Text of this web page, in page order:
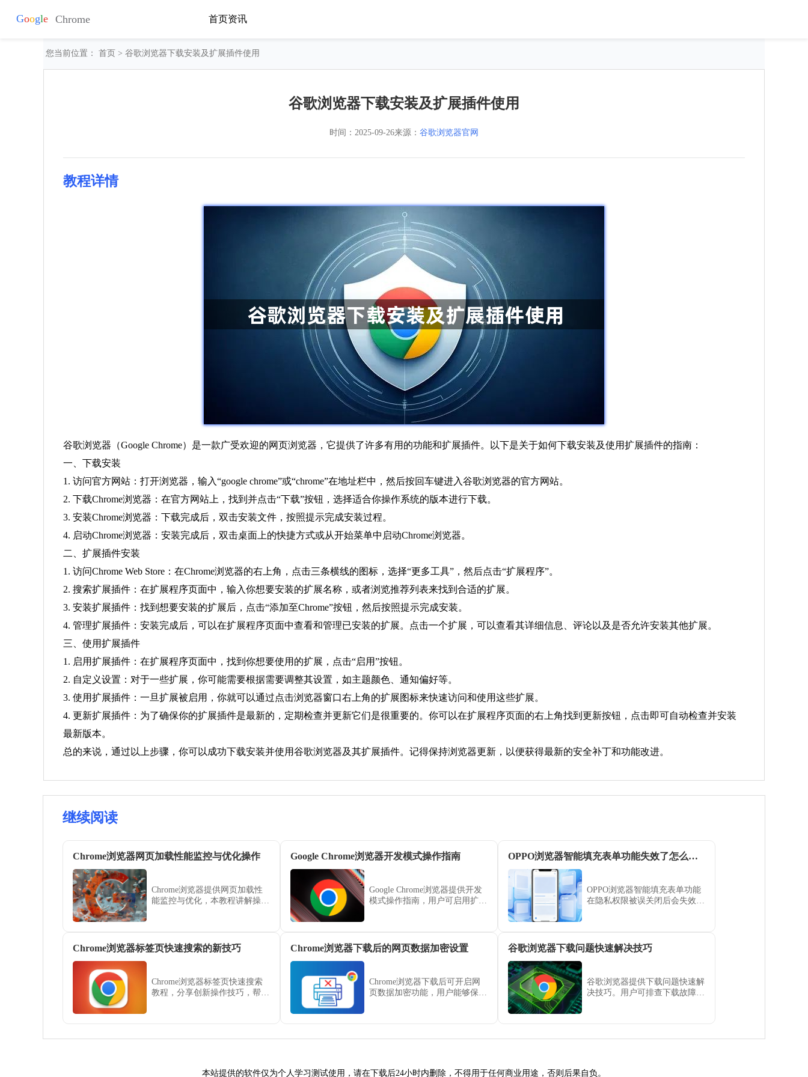
首页资讯
您当前位置： 首页 > 谷歌浏览器下载安装及扩展插件使用
谷歌浏览器下载安装及扩展插件使用
时间： 2025-09-26来源： 谷歌浏览器官网
教程详情
谷歌浏览器（Google Chrome）是一款广受欢迎的网页浏览器，它提供了许多有用的功能和扩展插件。以下是关于如何下载安装及使用扩展插件的指南：
一、下载安装
1. 访问官方网站：打开浏览器，输入“google chrome”或“chrome”在地址栏中，然后按回车键进入谷歌浏览器的官方网站。
2. 下载Chrome浏览器：在官方网站上，找到并点击“下载”按钮，选择适合你操作系统的版本进行下载。
3. 安装Chrome浏览器：下载完成后，双击安装文件，按照提示完成安装过程。
4. 启动Chrome浏览器：安装完成后，双击桌面上的快捷方式或从开始菜单中启动Chrome浏览器。
二、扩展插件安装
1. 访问Chrome Web Store：在Chrome浏览器的右上角，点击三条横线的图标，选择“更多工具”，然后点击“扩展程序”。
2. 搜索扩展插件：在扩展程序页面中，输入你想要安装的扩展名称，或者浏览推荐列表来找到合适的扩展。
3. 安装扩展插件：找到想要安装的扩展后，点击“添加至Chrome”按钮，然后按照提示完成安装。
4. 管理扩展插件：安装完成后，可以在扩展程序页面中查看和管理已安装的扩展。点击一个扩展，可以查看其详细信息、评论以及是否允许安装其他扩展。
三、使用扩展插件
1. 启用扩展插件：在扩展程序页面中，找到你想要使用的扩展，点击“启用”按钮。
2. 自定义设置：对于一些扩展，你可能需要根据需要调整其设置，如主题颜色、通知偏好等。
3. 使用扩展插件：一旦扩展被启用，你就可以通过点击浏览器窗口右上角的扩展图标来快速访问和使用这些扩展。
4. 更新扩展插件：为了确保你的扩展插件是最新的，定期检查并更新它们是很重要的。你可以在扩展程序页面的右上角找到更新按钮，点击即可自动检查并安装
最新版本。
总的来说，通过以上步骤，你可以成功下载安装并使用谷歌浏览器及其扩展插件。记得保持浏览器更新，以便获得最新的安全补丁和功能改进。
继续阅读
Chrome浏览器网页加载性能监控与优化操作
Chrome浏览器提供网页加载性
能监控与优化，本教程讲解操作
Google Chrome浏览器开发模式操作指南
Google Chrome浏览器提供开发
模式操作指南，用户可启用扩展
OPPO浏览器智能填充表单功能失效了怎么去隐私里开启
OPPO浏览器智能填充表单功能
在隐私权限被误关闭后会失效。
输入效率。
Chrome浏览器标签页快速搜索的新技巧
Chrome浏览器标签页快速搜索
教程，分享创新操作技巧，帮助
Chrome浏览器下载后的网页数据加密设置
Chrome浏览器下载后可开启网
页数据加密功能，用户能够保护
谷歌浏览器下载问题快速解决技巧
谷歌浏览器提供下载问题快速解
决技巧。用户可排查下载故障，
本站提供的软件仅为个人学习测试使用，请在下载后24小时内删除，不得用于任何商业用途，否则后果自负。